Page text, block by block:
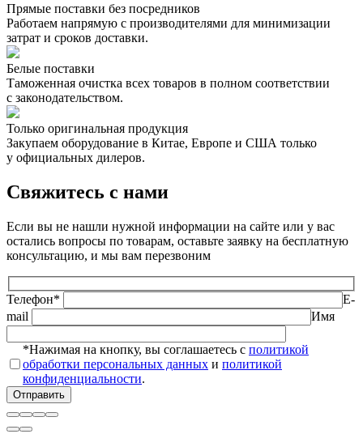
Прямые поставки без посредников
Работаем напрямую с производителями для минимизации
затрат и сроков доставки.
Белые поставки
Таможенная очистка всех товаров в полном соответствии
с законодательством.
Только оригинальная продукция
Закупаем оборудование в Китае, Европе и США только
у официальных дилеров.
Свяжитесь с нами
Если вы не нашли нужной информации на сайте или у вас
остались вопросы по товарам, оставьте заявку на бесплатную
консультацию, и мы вам перезвоним
Телефон*
E-
mail
Имя
*Нажимая на кнопку, вы соглашаетесь с политикой
обработки персональных данных и политикой
конфиденциальности.